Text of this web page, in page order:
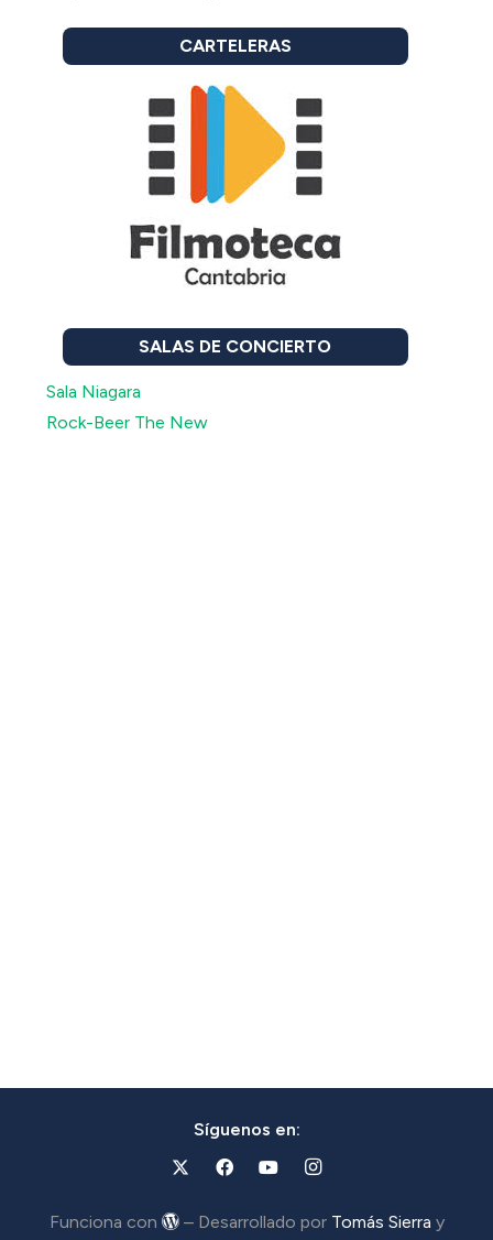
CARTELERAS
SALAS DE CONCIERTO
Sala Niagara
Rock-Beer The New
Síguenos en:
Funciona con – Desarrollado por Tomás Sierra y